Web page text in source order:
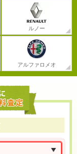
ルノー
アルファロメオ